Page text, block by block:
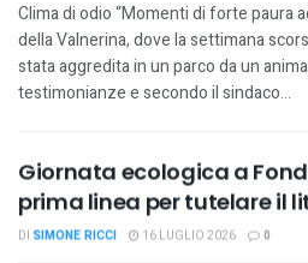
Clima di odio “Momenti di forte paura
della Valnerina, dove la settimana
stata aggredita in un parco da un
testimonianze e secondo il sindaco...
Giornata ecologica a
prima linea per tutelare il
DI SIMONE RICCI 16 LUGLIO 2026 0